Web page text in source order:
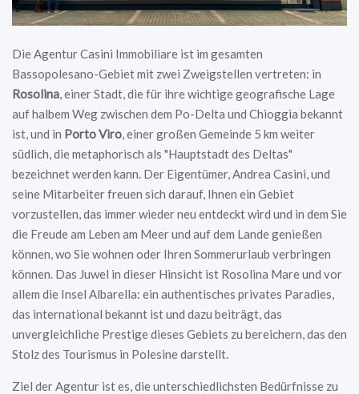
Die Agentur Casini Immobiliare ist im gesamten
Bassopolesano-Gebiet mit zwei Zweigstellen vertreten: in
Rosolina , einer Stadt, die für ihre wichtige geografische Lage
auf halbem Weg zwischen dem Po-Delta und Chioggia bekannt
ist, und in Porto Viro , einer großen Gemeinde 5 km weiter
südlich, die metaphorisch als "Hauptstadt des Deltas"
bezeichnet werden kann. Der Eigentümer, Andrea Casini, und
seine Mitarbeiter freuen sich darauf, Ihnen ein Gebiet
vorzustellen, das immer wieder neu entdeckt wird und in dem Sie
die Freude am Leben am Meer und auf dem Lande genießen
können, wo Sie wohnen oder Ihren Sommerurlaub verbringen
können. Das Juwel in dieser Hinsicht ist Rosolina Mare und vor
allem die Insel Albarella: ein authentisches privates Paradies,
das international bekannt ist und dazu beiträgt, das
unvergleichliche Prestige dieses Gebiets zu bereichern, das den
Stolz des Tourismus in Polesine darstellt.
Ziel der Agentur ist es, die unterschiedlichsten Bedürfnisse zu